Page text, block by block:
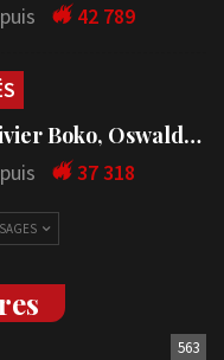
42 789
Boko, Oswald…
37 318
563